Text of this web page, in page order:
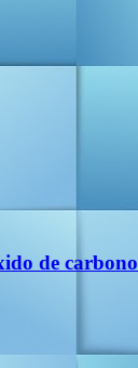
de carbono